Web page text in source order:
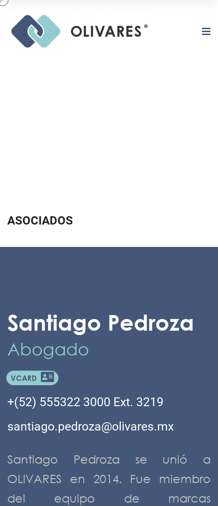
ASOCIADOS
Santiago Pedroza
Abogado
VCARD
+(52) 555322 3000 Ext. 3219
santiago.pedroza@olivares.mx
Santiago Pedroza se unió a
OLIVARES en 2014. Fue miembro
del equipo de marcas